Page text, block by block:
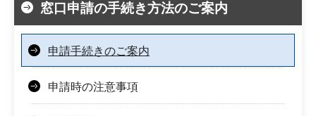
窓口申請の手続き方法のご案内
申請手続きのご案内
申請時の注意事項